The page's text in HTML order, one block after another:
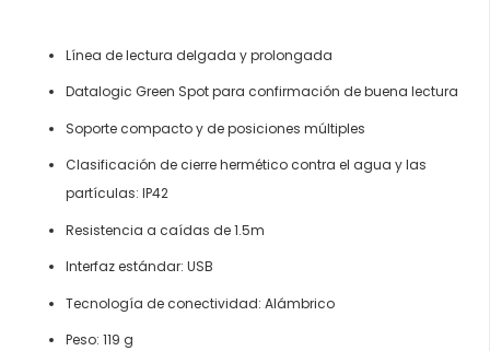
Línea de lectura delgada y prolongada
Datalogic Green Spot para confirmación de buena lectura
Soporte compacto y de posiciones múltiples
Clasificación de cierre hermético contra el agua y las
partículas: IP42
Resistencia a caídas de 1.5m
Interfaz estándar: USB
Tecnología de conectividad: Alámbrico
Peso: 119 g